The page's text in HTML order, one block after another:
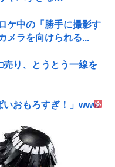
ケ中の「勝手に撮影す
メラを向けられる...
売り、とうとう一線を
いおもろすぎ！」www